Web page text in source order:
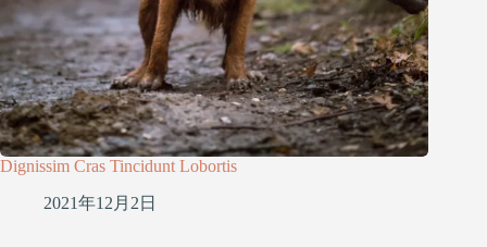
Dignissim Cras Tincidunt Lobortis
2021年12月2日